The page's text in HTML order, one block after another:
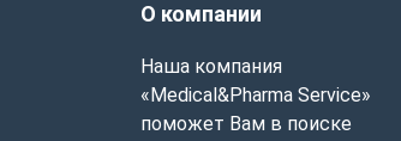
О компании
Наша компания
«Medical&Pharma Service»
поможет Вам в поиске